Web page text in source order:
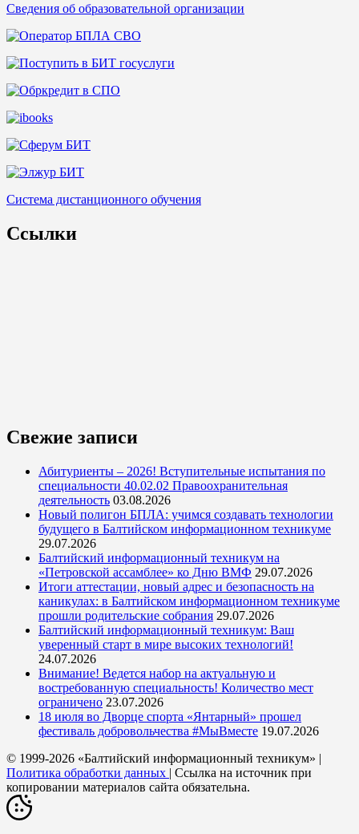
Сведения об образовательной организации
Система дистанционного обучения
Ссылки
Свежие записи
Абитуриенты – 2026! Вступительные испытания по
специальности 40.02.02 Правоохранительная
деятельность 03.08.2026
Новый полигон БПЛА: учимся создавать технологии
будущего в Балтийском информационном техникуме
29.07.2026
Балтийский информационный техникум на
«Петровской ассамблее» ко Дню ВМФ 29.07.2026
Итоги аттестации, новый адрес и безопасность на
каникулах: в Балтийском информационном техникуме
прошли родительские собрания 29.07.2026
Балтийский информационный техникум: Ваш
уверенный старт в мире высоких технологий!
24.07.2026
Внимание! Ведется набор на актуальную и
востребованную специальность! Количество мест
ограничено 23.07.2026
18 июля во Дворце спорта «Янтарный» прошел
фестиваль добровольчества #МыВместе 19.07.2026
© 1999-2026 «Балтийский информационный техникум» |
Политика обработки данных | Ссылка на источник при
копировании материалов сайта обязательна.